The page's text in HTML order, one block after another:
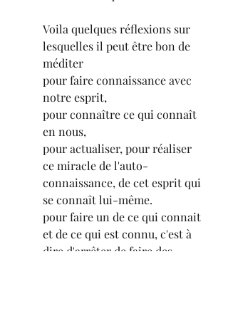
Voila quelques réflexions sur
lesquelles il peut être bon de
méditer
pour faire connaissance avec
notre esprit,
pour connaître ce qui connaît
en nous,
pour actualiser, pour réaliser
ce miracle de l'auto-
connaissance, de cet esprit qui
se connaît lui-même.
pour faire un de ce qui connait
et de ce qui est connu, c'est à
dire d'arrêter de faire des